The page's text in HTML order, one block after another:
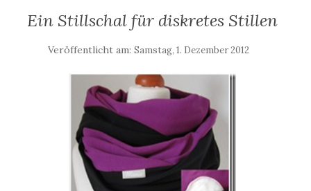
Ein Stillschal für diskretes Stillen
Veröffentlicht am: Samstag, 1. Dezember 2012